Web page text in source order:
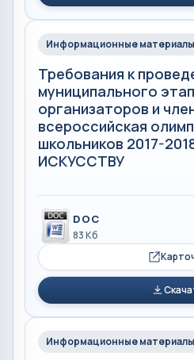
Информационные материалы
Требования к
муниципального
организаторов и
всероссийская
школьников 2017-
ИСКУССТВУ
DOC
83 Кб
Информационные материалы